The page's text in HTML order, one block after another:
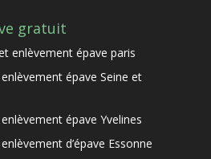
gratuit
enlèvement épave paris
épave Seine et
épave Yvelines
d’épave Essonne